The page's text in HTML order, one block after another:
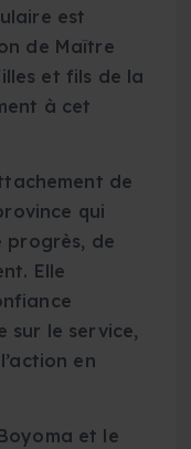
est
de Maître
et fils de la
à cet
de
qui
progrès, de
Elle
sur le service,
en
et le